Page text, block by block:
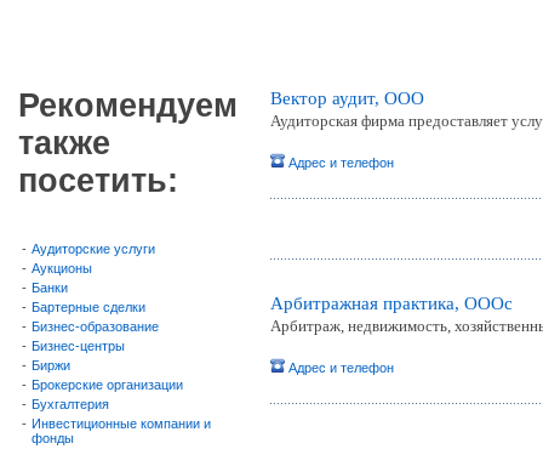
Рекомендуем
также
посетить:
- Аудиторские услуги
- Аукционы
- Банки
- Бартерные сделки
- Бизнес-образование
- Бизнес-центры
- Биржи
- Брокерские организации
- Бухгалтерия
- Инвестиционные компании и
фонды
Вектор аудит, ООО
Аудиторская фирма предоставляет
Адрес и телефон
Арбитражная практика, ОООc
Арбитраж, недвижимость,
Адрес и телефон